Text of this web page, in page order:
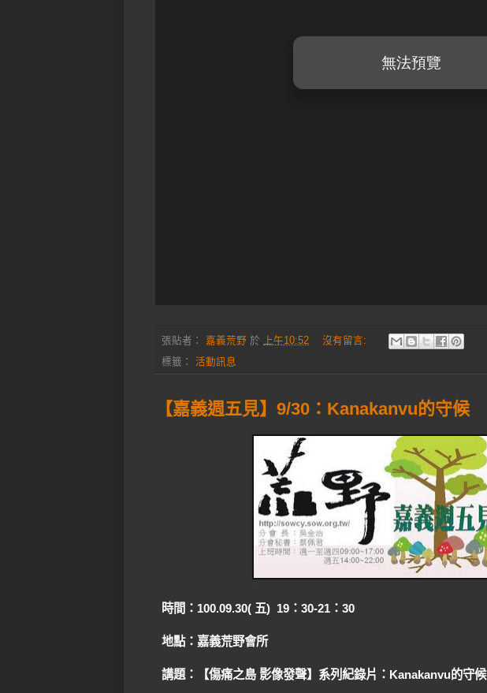
張貼者： 嘉義荒野 於 上午10:52
沒有留言:
標籤： 活動訊息
【嘉義週五見】9/30：Kanakanvu的守候
時間：100.09.30( 五) 19：30-21：30
地點：嘉義荒野會所
講題：【傷痛之島 影像發聲】系列紀錄片：Kanakanvu的守候